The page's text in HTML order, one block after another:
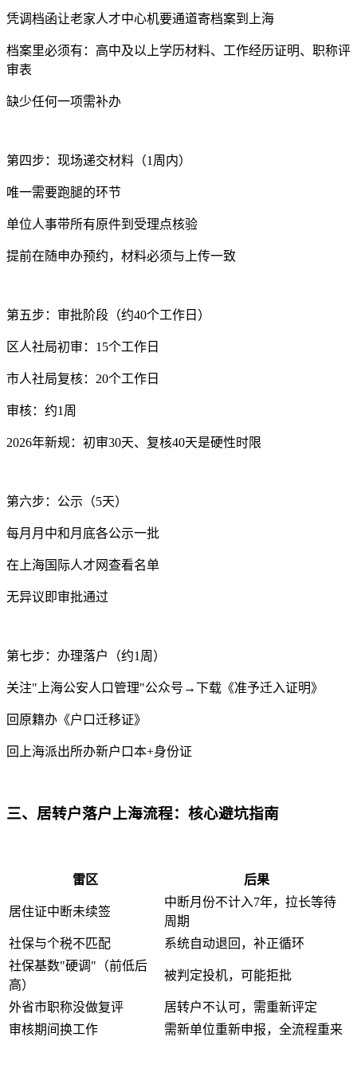
凭调档函让老家人才中心机要通道寄档案到上海
档案里必须有：高中及以上学历材料、工作经历证明、职称评
审表
缺少任何一项需补办
第四步：现场递交材料（1周内）
唯一需要跑腿的环节
单位人事带所有原件到受理点核验
提前在随申办预约，材料必须与上传一致
第五步：审批阶段（约40个工作日）
区人社局初审：15个工作日
市人社局复核：20个工作日
审核：约1周
2026年新规：初审30天、复核40天是硬性时限
第六步：公示（5天）
每月月中和月底各公示一批
在上海国际人才网查看名单
无异议即审批通过
第七步：办理落户（约1周）
关注"上海公安人口管理"公众号→下载《准予迁入证明》
回原籍办《户口迁移证》
回上海派出所办新户口本+身份证
三、居转户落户上海流程：核心避坑指南
雷区 后果
居住证中断未续签
中断月份不计入7年，拉长等待
周期
社保与个税不匹配
系统自动退回，补正循环
社保基数"硬调"（前低后
高）
被判定投机，可能拒批
外省市职称没做复评
居转户不认可，需重新评定
审核期间换工作
需新单位重新申报，全流程重来